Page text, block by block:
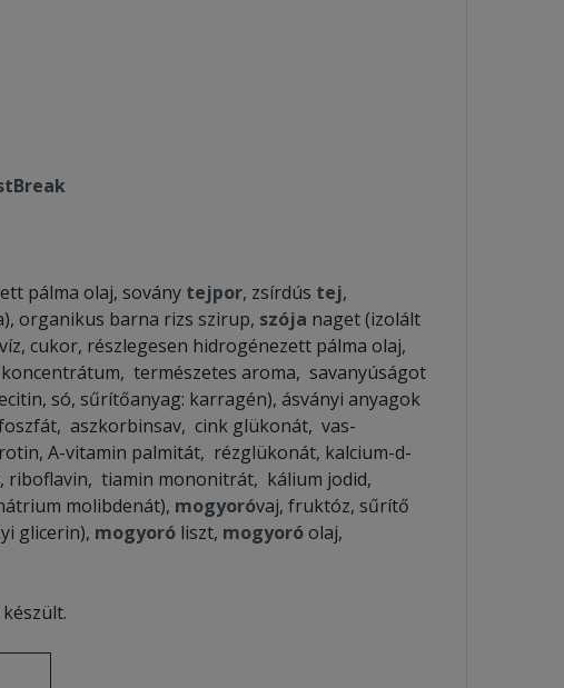
pálma olaj, sovány tejpor, zsírdús tej,
organikus barna rizs szirup, szója naget (izolált
cukor, részlegesen hidrogénezett pálma olaj,
természetes aroma, savanyúságot
só, sűrítőanyag: karragén), ásványi anyagok
aszkorbinsav, cink glükonát, vas-
A-vitamin palmitát, rézglükonát, kalcium-d-
tiamin mononitrát, kálium jodid,
molibdenát), mogyoróvaj, fruktóz, sűrítő
glicerin), mogyoró liszt, mogyoróolaj,